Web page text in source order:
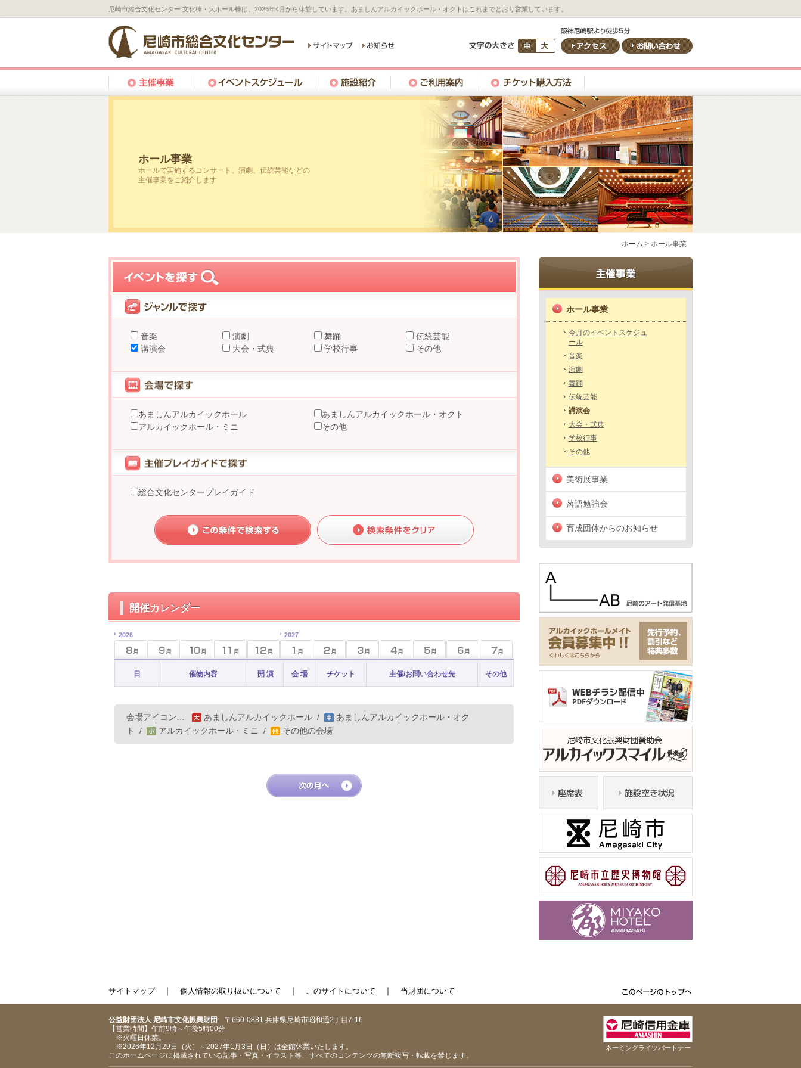
尼崎市総合文化センター 文化棟・大ホール棟は、2026年4月から休館しています。あましんアルカイックホール・オクトはこれまでどおり営業しています。
ホール事業
ホールで実施するコンサート、演劇、伝統芸能などの
主催事業をご紹介します
ホーム > ホール事業
音楽 演劇 舞踊
伝統芸能
講演会
大会・式典 学校行事 その他
あましんアルカイックホール
あましんアルカイックホール・オクト
アルカイックホール・ミニ
その他
総合文化センタープレイガイド
開催カレンダー
2026 2027
日 催物内容 開 演 会 場 チケット 主催/お問い合わせ先 その他
会場アイコン… あましんアルカイックホール /
あましんアルカイックホール・オク
ト
/ アルカイックホール・ミニ / その他の会場
ホール事業
今月のイベントスケジュ
ール
音楽
演劇
舞踊
伝統芸能
講演会
大会・式典
学校行事
その他
美術展事業
落語勉強会
育成団体からのお知らせ
サイトマップ｜ 個人情報の取り扱いについて ｜ このサイトについて ｜ 当財団について
公益財団法人 尼崎市文化振興財団 〒660-0881 兵庫県尼崎市昭和通2丁目7-16
【営業時間】午前9時～午後5時00分
※火曜日休業。
※2026年12月29日（火）～2027年1月3日（日）は全館休業いたします。
このホームページに掲載されている記事・写真・イラスト等、すべてのコンテンツの無断複写・転載を禁じます。
ネーミングライツパートナー